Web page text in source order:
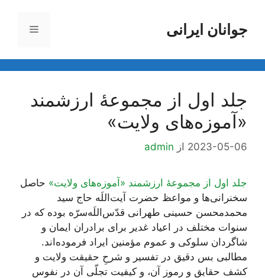
محتواجوانان ایرانی فهرست
جلد اول از مجموعۀ ارزشمند
«آموزه‌های ولایت»
2023-05-06 از admin
جلد اول از مجموعۀ ارزشمند «آموزه‌های ولایت» حاصل
سخنرانی‌ها و مواعظ حضرت آیت‌اللَه حاج سید
محمدمحسن حسینی طهرانی قدّس‌اللَه‌سرّه بوده که در
سنوات مختلف در اعیاد غدیر برای برادران ایمان و
شاگردان سلوکی و عموم مؤمنین ایراد فرموده‌اند.
مطالبی بس دقیق در تفسیر و شرحِ حقیقت ولایت و
کشف حقایق و رموز آن، و کیفیت تجلّی آن در نفوس